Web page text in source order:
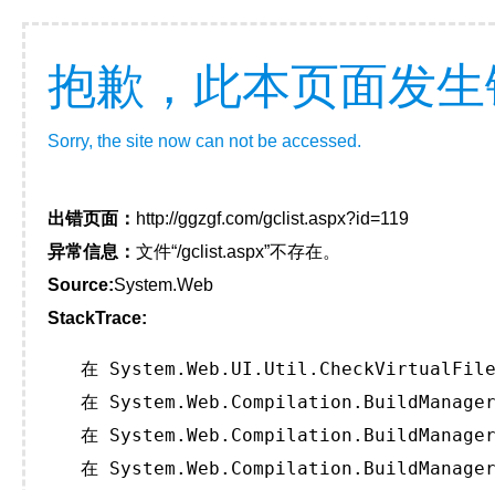
抱歉，此本页面发
Sorry, the site now can not be accessed.
出错页面： http://ggzgf.com/gclist.aspx?id=119
异常信息： 文件“/gclist.aspx”不存在。
Source:System.Web
StackTrace:
在
在
在
在